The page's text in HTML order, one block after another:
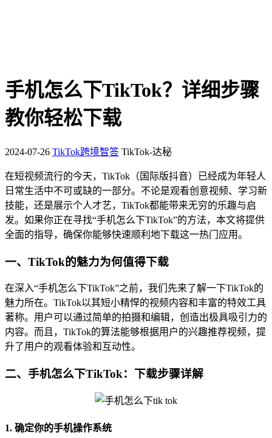
手机怎么下TikTok？详细步骤
教你轻松下载
2024-07-26 TikTok跨境智答 TikTok-达秘
在短视频流行的今天，TikTok（国际版抖音）已经成为年轻人
日常生活中不可或缺的一部分。不论是观看创意视频、学习新
技能，还是展示个人才艺，TikTok都能带来无穷的乐趣与启
发。如果你正在寻找“手机怎么下TikTok”的方法，本文将提供
全面的指导，确保你能够快速顺利地下载这一热门应用。
一、TikTok的魅力为何值得下载
在深入“手机怎么下TikTok”之前，我们先来了解一下TikTok的
魅力所在。TikTok以其短小精悍的视频内容和丰富的特效工具
著称。用户可以通过简单的拍摄和编辑，创造出极具吸引力的
内容。而且，TikTok的算法能够根据用户的兴趣推荐视频，提
升了用户的观看体验和互动性。
二、手机怎么下TikTok：下载步骤详解
1. 确定你的手机操作系统